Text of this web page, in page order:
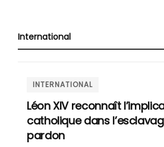
International
INTERNATIONAL
Léon XIV reconnaît
catholique dans
pardon